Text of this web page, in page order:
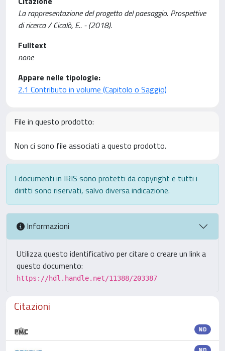
La rappresentazione del progetto del paesaggio. Prospettive
di ricerca / Cicalò, E.. - (2018).
Fulltext
none
Appare nelle tipologie:
2.1 Contributo in volume (Capitolo o Saggio)
File in questo prodotto:
Non ci sono file associati a questo prodotto.
I documenti in IRIS sono protetti da copyright e tutti i
diritti sono riservati, salvo diversa indicazione.
Informazioni
Utilizza questo identificativo per citare o creare un link a
questo documento:
https://hdl.handle.net/11388/203387
Citazioni
ND